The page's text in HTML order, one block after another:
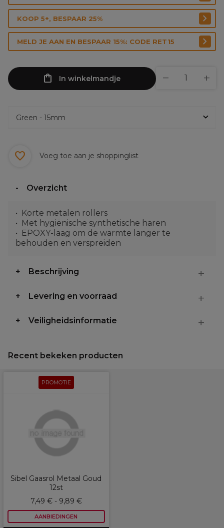
KOOP 5+, BESPAAR 25%
MELD JE AAN EN BESPAAR 15%: CODE RET15
In winkelmandje
Voeg toe aan je shoppinglist
Overzicht
Korte metalen rollers
Met hygiënische synthetische haren
EPOXY-laag om de warmte langer te
behouden en verspreiden
Beschrijving
Levering en voorraad
Veiligheidsinformatie
Recent bekeken producten
PROMOTIE
Sibel Gaasrol Metaal Goud
12st
7,49 € - 9,89 €
AANBIEDINGEN